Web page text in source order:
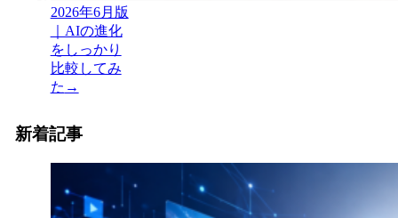
2026年6月版
｜AIの進化
をしっかり
比較してみ
た →
新着記事